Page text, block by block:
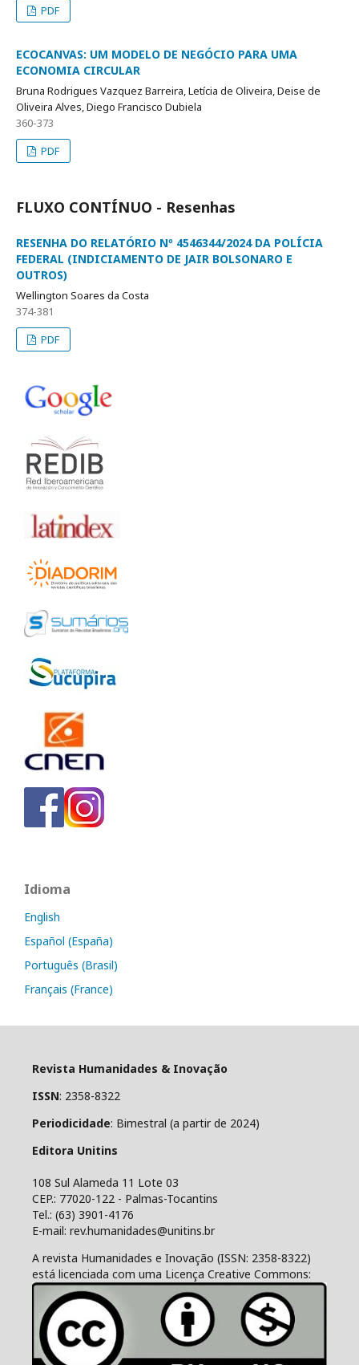
PDF
ECOCANVAS: UM MODELO DE NEGÓCIO PARA UMA
ECONOMIA CIRCULAR
Bruna Rodrigues Vazquez Barreira, Letícia de Oliveira, Deise de
Oliveira Alves, Diego Francisco Dubiela
360-373
PDF
FLUXO CONTÍNUO - Resenhas
RESENHA DO RELATÓRIO Nº 4546344/2024 DA POLÍCIA
FEDERAL (INDICIAMENTO DE JAIR BOLSONARO E
OUTROS)
Wellington Soares da Costa
374-381
PDF
Idioma
English
Español (España)
Português (Brasil)
Français (France)
Revista Humanidades & Inovação
ISSN: 2358-8322
Periodicidade: Bimestral (a partir de 2024)
Editora Unitins
108 Sul Alameda 11 Lote 03
CEP.: 77020-122 - Palmas-Tocantins
Tel.: (63) 3901-4176
E-mail: rev.humanidades@unitins.br
A revista Humanidades e Inovação (ISSN: 2358-8322)
está licenciada com uma Licença Creative Commons: